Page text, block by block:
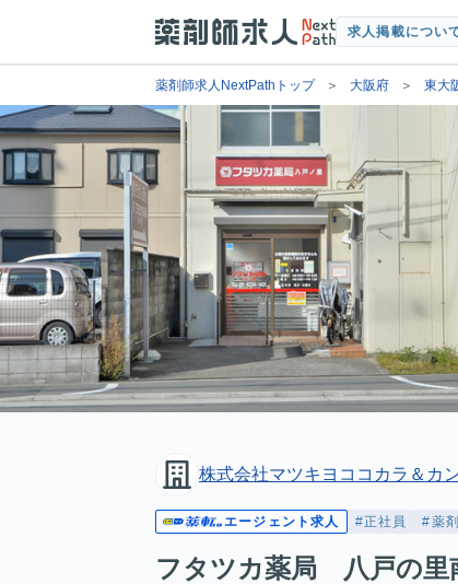
求人掲載につい
薬剤師求人NextPathトップ 大阪府 東大
株式会社マツキヨココカラ＆カ
エージェント求人 #正社員 #薬
フタツカ薬局 八戸の里